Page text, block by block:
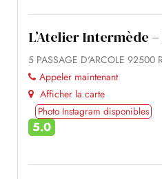
L’Atelier Intermède
5 PASSAGE D'ARCOLE 92500
Appeler maintenant
Afficher la carte
Photo Instagram disponibles
5.0